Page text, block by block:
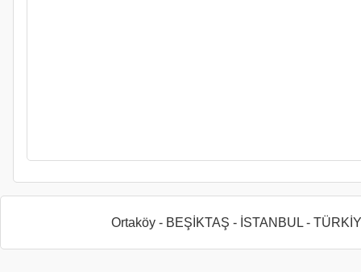
Ortaköy - BEŞİKTAŞ - İSTANBUL -